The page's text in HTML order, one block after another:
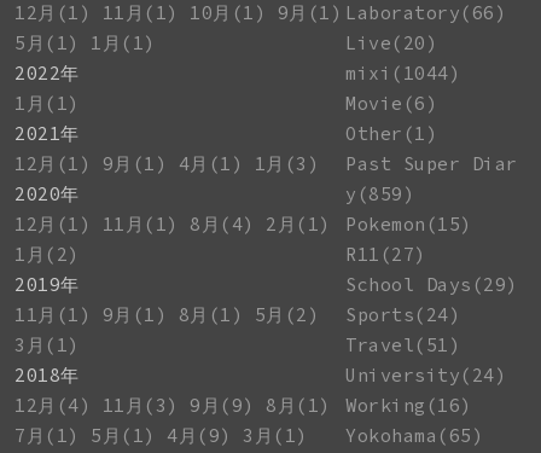
12月(1)
11月(1) 10月(1)
9月(1)
5月(1)
1月(1)
2022年
1月(1)
2021年
12月(1)
9月(1) 4月(1)
1月(3)
2020年
12月(1)
11月(1) 8月(4)
2月(1)
1月(2)
2019年
11月(1)
9月(1) 8月(1)
5月(2)
3月(1)
2018年
12月(4)
11月(3) 9月(9)
8月(1)
7月(1)
5月(1) 4月(9)
3月(1)
Laboratory(66)
Live(20)
mixi(1044)
Movie(6)
Other(1)
Past Super Diar
y(859)
Pokemon(15)
R11(27)
School Days(29)
Sports(24)
Travel(51)
University(24)
Working(16)
Yokohama(65)